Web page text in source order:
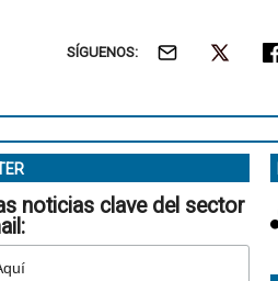
SÍGUENOS:
noticias clave del sector